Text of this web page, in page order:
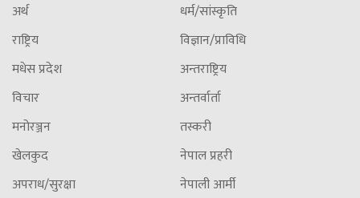
अर्थ
राष्ट्रिय
मधेस प्रदेश
विचार
मनोरञ्जन
खेलकुद
अपराध/सुरक्षा
धर्म/सांस्कृति
विज्ञान/प्राविधि
अन्तराष्ट्रिय
अन्तर्वार्ता
तस्करी
नेपाल प्रहरी
नेपाली आर्मी